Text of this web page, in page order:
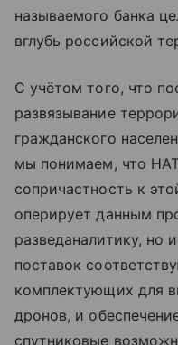
называемого банка
вглубь российской
С учётом того, что
развязывание
гражданского
мы понимаем, что
сопричастность к
оперирует данным
разведаналитику, но
поставок
комплектующих для
дронов, и
спутниковые